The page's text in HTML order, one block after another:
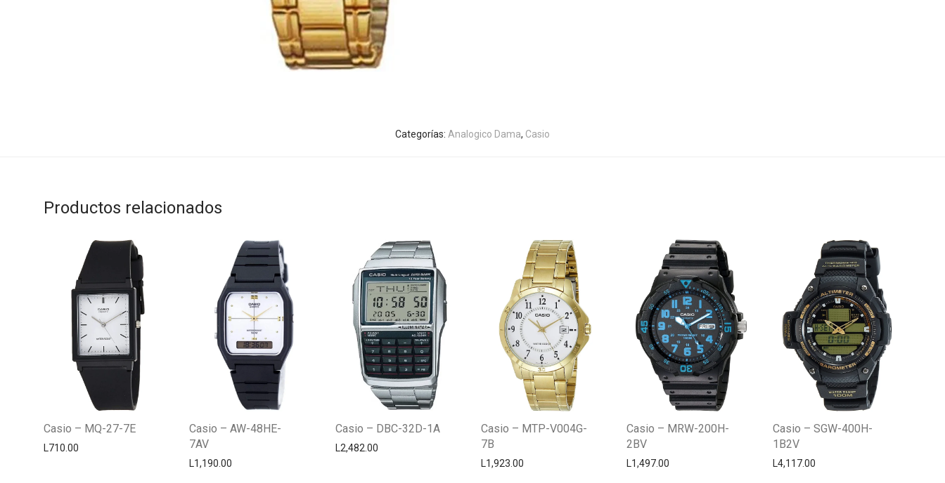
Categorías: Analogico Dama, Casio
Productos relacionados
Casio – MQ-27-7E
L710.00
Casio – AW-48HE-
7AV
L1,190.00
Casio – DBC-32D-1A
L2,482.00
Casio – MTP-V004G-
7B
L1,923.00
Casio – MRW-200H-
2BV
L1,497.00
Casio – SGW-400H-
1B2V
L4,117.00
Centro Citizen
Typically replies within a day